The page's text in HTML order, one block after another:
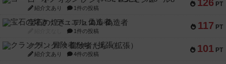
126 PT
紹介文あり 1件の投稿
117 PT
宝石の煌き：デュエル 偽造者
1件の投稿
101 PT
クランク! ：冒険者たち（拡張）
紹介文あり 4件の投稿